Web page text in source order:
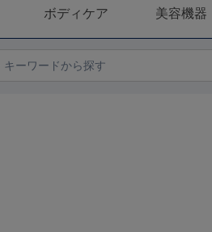
ボディケア 美容機器